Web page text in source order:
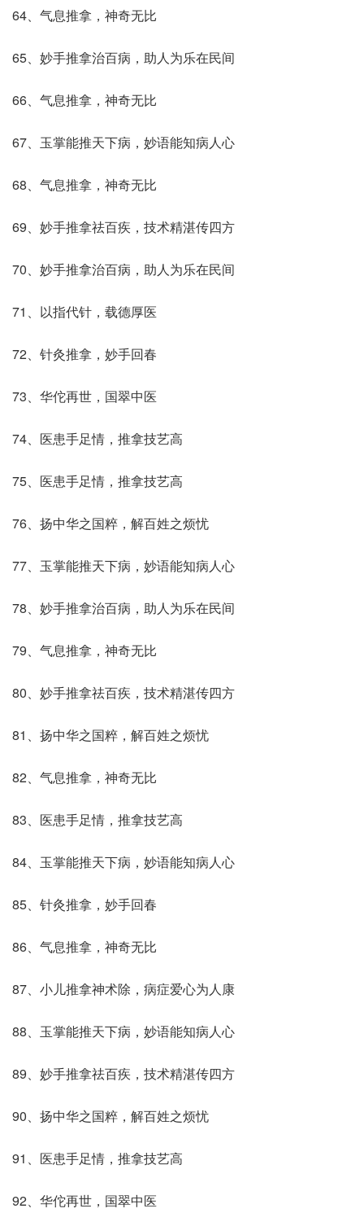
64、气息推拿，神奇无比
65、妙手推拿治百病，助人为乐在民间
66、气息推拿，神奇无比
67、玉掌能推天下病，妙语能知病人心
68、气息推拿，神奇无比
69、妙手推拿祛百疾，技术精湛传四方
70、妙手推拿治百病，助人为乐在民间
71、以指代针，载德厚医
72、针灸推拿，妙手回春
73、华佗再世，国翠中医
74、医患手足情，推拿技艺高
75、医患手足情，推拿技艺高
76、扬中华之国粹，解百姓之烦忧
77、玉掌能推天下病，妙语能知病人心
78、妙手推拿治百病，助人为乐在民间
79、气息推拿，神奇无比
80、妙手推拿祛百疾，技术精湛传四方
81、扬中华之国粹，解百姓之烦忧
82、气息推拿，神奇无比
83、医患手足情，推拿技艺高
84、玉掌能推天下病，妙语能知病人心
85、针灸推拿，妙手回春
86、气息推拿，神奇无比
87、小儿推拿神术除，病症爱心为人康
88、玉掌能推天下病，妙语能知病人心
89、妙手推拿祛百疾，技术精湛传四方
90、扬中华之国粹，解百姓之烦忧
91、医患手足情，推拿技艺高
92、华佗再世，国翠中医